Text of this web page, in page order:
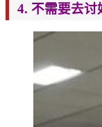
4. 不需要去讨